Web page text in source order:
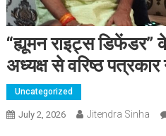
“ह्यूमन राइट्स डिफेंडर”
अध्यक्ष से वरिष्ठ
Uncategorized
July 2, 2026 Jitendra Sinha